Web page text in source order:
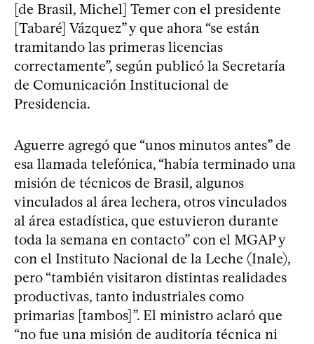
[de Brasil, Michel] Temer con el presidente
[Tabaré] Vázquez” y que ahora “se están
tramitando las primeras licencias
correctamente”, según publicó la Secretaría
de Comunicación Institucional de
Presidencia.
Aguerre agregó que “unos minutos antes” de
esa llamada telefónica, “había terminado una
misión de técnicos de Brasil, algunos
vinculados al área lechera, otros vinculados
al área estadística, que estuvieron durante
toda la semana en contacto” con el MGAP y
con el Instituto Nacional de la Leche (Inale),
pero “también visitaron distintas realidades
productivas, tanto industriales como
primarias [tambos]”. El ministro aclaró que
“no fue una misión de auditoría técnica ni